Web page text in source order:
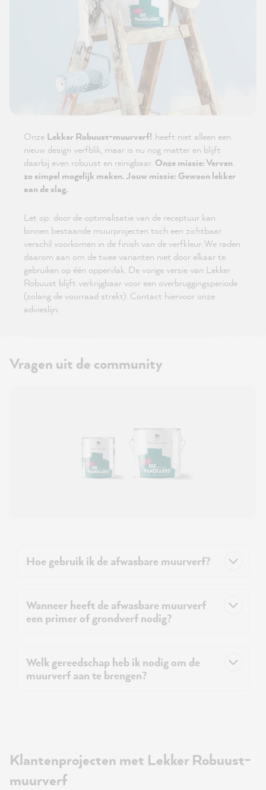
Onze Lekker Robuust-muurverf! heeft niet alleen een
nieuw design verfblik, maar is nu nog matter en blijft
daarbij even robuust en reinigbaar. Onze missie: Verven
zo simpel mogelijk maken. Jouw missie: Gewoon lekker
aan de slag.
Let op: door de optimalisatie van de receptuur kan
binnen bestaande muurprojecten toch een zichtbaar
verschil voorkomen in de finish van de verfkleur. We raden
daarom aan om de twee varianten niet door elkaar te
gebruiken op één oppervlak. De vorige versie van Lekker
Robuust blijft verkrijgbaar voor een overbruggingsperiode
(zolang de voorraad strekt). Contact hiervoor onze
advieslijn.
Vragen uit de community
Hoe gebruik ik de afwasbare muurverf?
Wanneer heeft de afwasbare muurverf
een primer of grondverf nodig?
Welk gereedschap heb ik nodig om de
muurverf aan te brengen?
Klantenprojecten met Lekker Robuust-
muurverf